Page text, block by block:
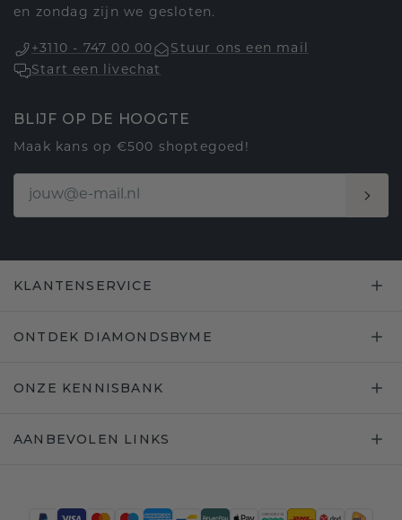
en zondag zijn we gesloten.
+3110 - 747 00 00
Stuur ons een mail
Start een livechat
BLIJF OP DE HOOGTE
Maak kans op €500 shoptegoed!
KLANTENSERVICE
ONTDEK DIAMONDSBYME
ONZE KENNISBANK
AANBEVOLEN LINKS